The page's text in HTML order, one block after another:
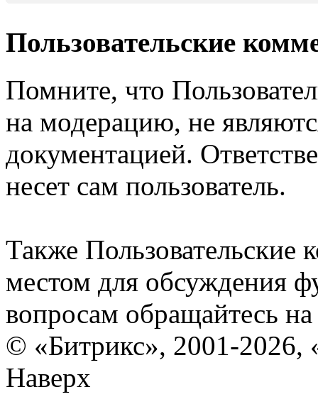
Пользовательские
Помните, что
на модерацию, не
документацией.
несет сам пользователь.
Также Пользовательские
местом для обсуждения
вопросам обращайтесь
© «Битрикс», 2001-2026,
Наверх